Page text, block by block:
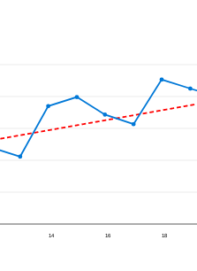
14 16 18